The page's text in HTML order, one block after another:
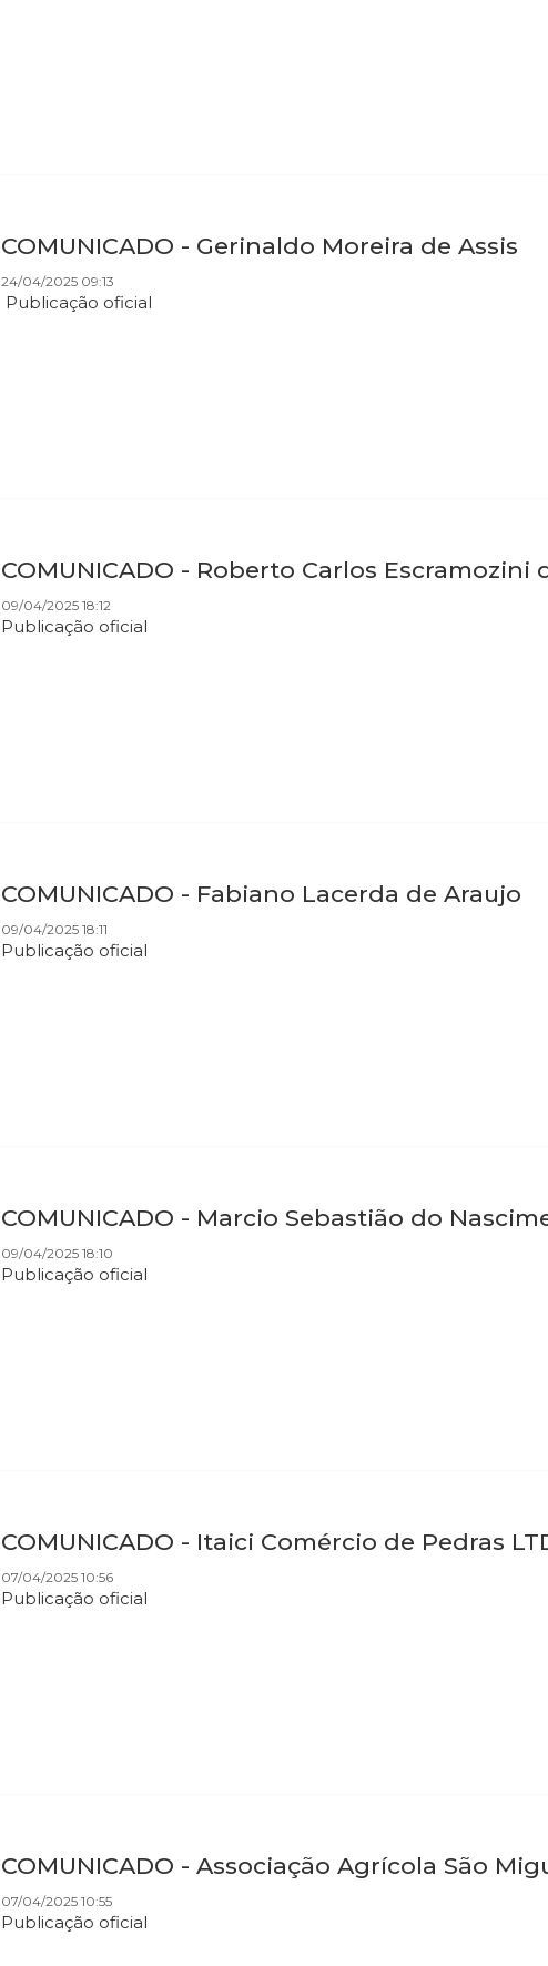
COMUNICADO - Gerinaldo Moreira de Assis
24/04/2025 09:13
Publicação oficial
​COMUNICADO - Roberto Carlos Escramozini
09/04/2025 18:12
Publicação oficial
COMUNICADO - Fabiano Lacerda de Araujo
09/04/2025 18:11
Publicação oficial
COMUNICADO - Marcio Sebastião do
09/04/2025 18:10
Publicação oficial
COMUNICADO - Itaici Comércio de Pedras
07/04/2025 10:56
Publicação oficial
COMUNICADO - Associação Agrícola São
07/04/2025 10:55
Publicação oficial